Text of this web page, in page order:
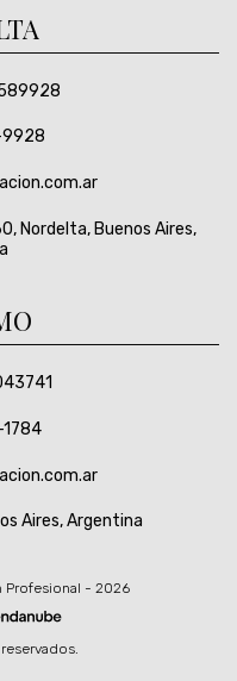
9928
Nordelta, Buenos Aires,
Aires, Argentina
- 2026